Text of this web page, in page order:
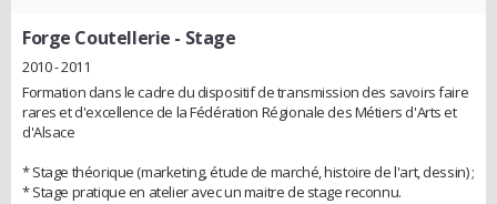
Forge Coutellerie - Stage
2010 - 2011
Formation dans le cadre du dispositif de transmission des savoirs faire
rares et d'excellence de la Fédération Régionale des Métiers d'Arts et
d'Alsace
* Stage théorique (marketing, étude de marché, histoire de l'art, dessin) ;
* Stage pratique en atelier avec un maitre de stage reconnu.